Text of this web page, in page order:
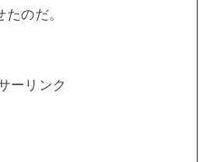
のだ。
ーリンク